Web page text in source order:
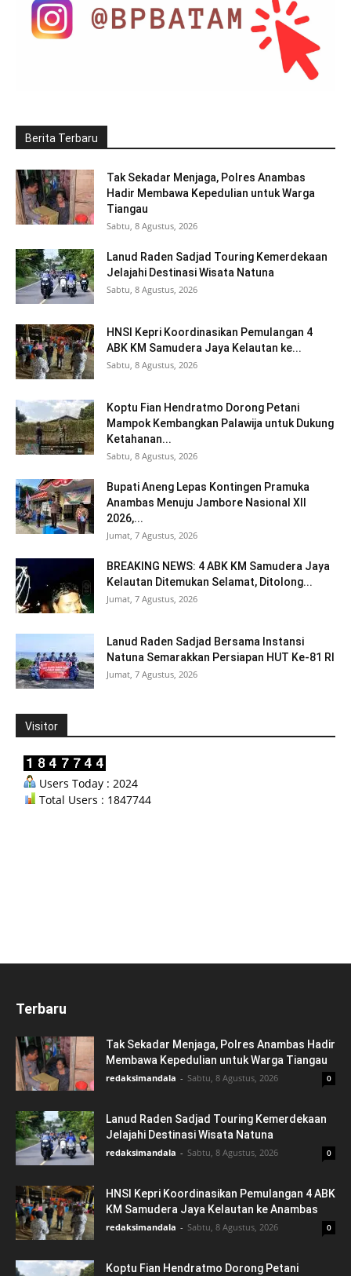
Berita Terbaru
Tak Sekadar Menjaga, Polres Anambas
Hadir Membawa Kepedulian untuk Warga
Tiangau
Sabtu, 8 Agustus, 2026
Lanud Raden Sadjad Touring Kemerdekaan
Jelajahi Destinasi Wisata Natuna
Sabtu, 8 Agustus, 2026
HNSI Kepri Koordinasikan Pemulangan 4
ABK KM Samudera Jaya Kelautan ke...
Sabtu, 8 Agustus, 2026
Koptu Fian Hendratmo Dorong Petani
Mampok Kembangkan Palawija untuk Dukung
Ketahanan...
Sabtu, 8 Agustus, 2026
Bupati Aneng Lepas Kontingen Pramuka
Anambas Menuju Jambore Nasional XII
2026,...
Jumat, 7 Agustus, 2026
BREAKING NEWS: 4 ABK KM Samudera Jaya
Kelautan Ditemukan Selamat, Ditolong...
Jumat, 7 Agustus, 2026
Lanud Raden Sadjad Bersama Instansi
Natuna Semarakkan Persiapan HUT Ke-81 RI
Jumat, 7 Agustus, 2026
Visitor
Users Today : 2024
Total Users : 1847744
Terbaru
Tak Sekadar Menjaga, Polres Anambas Hadir
Membawa Kepedulian untuk Warga Tiangau
redaksimandala - Sabtu, 8 Agustus, 2026 0
Lanud Raden Sadjad Touring Kemerdekaan
Jelajahi Destinasi Wisata Natuna
redaksimandala - Sabtu, 8 Agustus, 2026 0
HNSI Kepri Koordinasikan Pemulangan 4 ABK
KM Samudera Jaya Kelautan ke Anambas
redaksimandala - Sabtu, 8 Agustus, 2026 0
Koptu Fian Hendratmo Dorong Petani